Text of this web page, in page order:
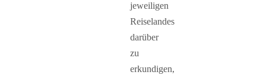
jeweiligen
Reiselandes
darüber
zu
erkundigen,